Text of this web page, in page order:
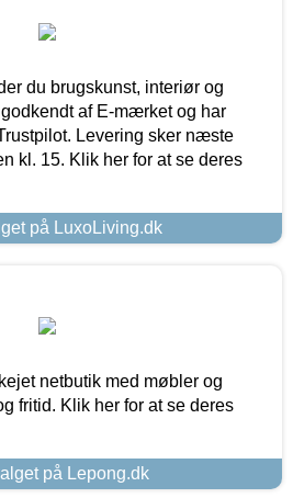
du brugskunst, interiør og
af E-mærket og har
Levering sker næste
kl. 15. Klik her for at se deres
på LuxoLiving.dk
netbutik med møbler og
fritid. Klik her for at se deres
på Lepong.dk